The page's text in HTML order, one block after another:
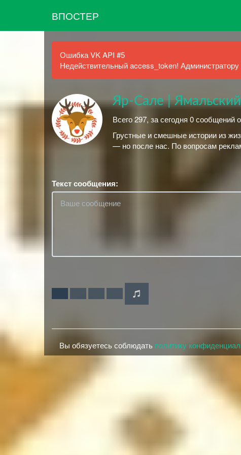
ВПОСТЕР
Ошибка VK API #5
Недействительный access_token!
Яр-Сале |
Всего 297, за сегодня 0 сообщений
Грустные и смешные истории из
— но после нас. По вопросам
Текст сообщения:
Вы обязуетесь соблюдать политику